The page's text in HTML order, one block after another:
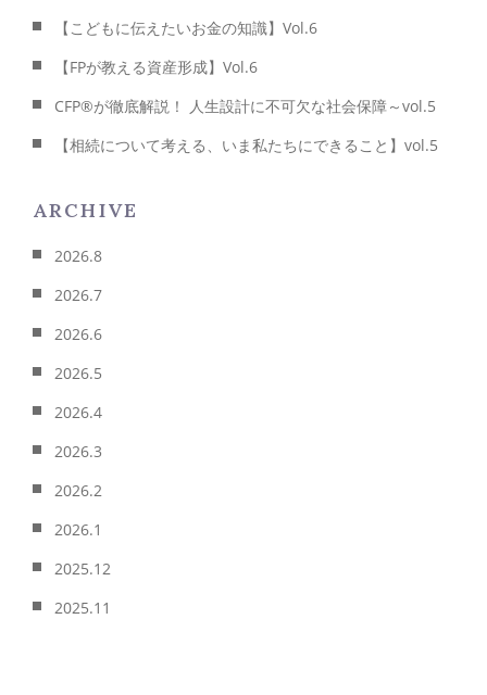
【こどもに伝えたいお金の知識】Vol.6
【FPが教える資産形成】Vol.6
CFP®が徹底解説！ 人生設計に不可欠な社会保障～vol.5
【相続について考える、いま私たちにできること】vol.5
ARCHIVE
2026.8
2026.7
2026.6
2026.5
2026.4
2026.3
2026.2
2026.1
2025.12
2025.11